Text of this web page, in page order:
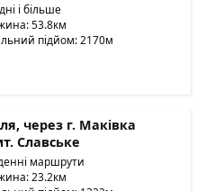
і більше
53.8км
підйом: 2170м
через г. Маківка
Славське
маршрути
23.2км